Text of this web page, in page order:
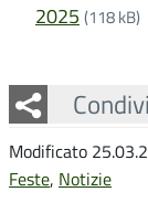
2025 (118 kB)
Facebook
Twitter
Modificato
Feste, Notizie